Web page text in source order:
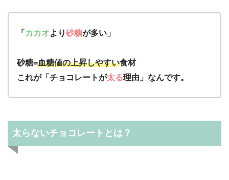
「 カカオより砂糖が多い」
砂糖=血糖値の上昇しやすい食材
これが「チョコレートが太る理由」なんです。
太らないチョコレートとは？